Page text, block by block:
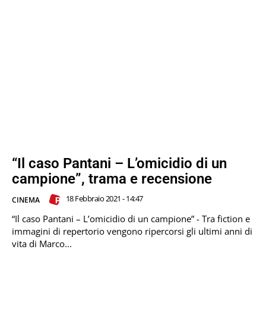
“Il caso Pantani – L’omicidio di un
campione”, trama e recensione
CINEMA 18 Febbraio 2021 - 14:47
“Il caso Pantani – L’omicidio di un campione” - Tra fiction e
immagini di repertorio vengono ripercorsi gli ultimi anni di
vita di Marco...